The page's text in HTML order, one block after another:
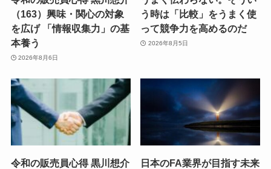
（163）興味・関心の対象
を広げ 「情報収集力」の基
本養う
2026年8月6日
う時は「比較」をうまく使
って競争力を高めるのだ
2026年8月5日
令和の販売員心得 黒川想介
日本のFA業界が目指す未来